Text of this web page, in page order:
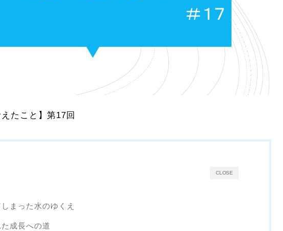
えたこと】第17回
CLOSE
まった水のゆくえ
成長への道